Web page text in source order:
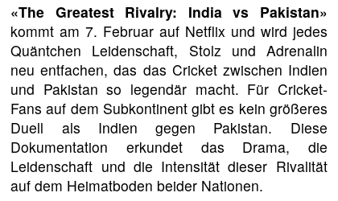
«The Greatest Rivalry: India vs Pakistan»
kommt am 7. Februar auf Netflix und wird jedes
Quäntchen Leidenschaft, Stolz und Adrenalin
neu entfachen, das das Cricket zwischen Indien
und Pakistan so legendär macht. Für Cricket-
Fans auf dem Subkontinent gibt es kein größeres
Duell als Indien gegen Pakistan. Diese
Dokumentation erkundet das Drama, die
Leidenschaft und die Intensität dieser Rivalität
auf dem Heimatboden beider Nationen.